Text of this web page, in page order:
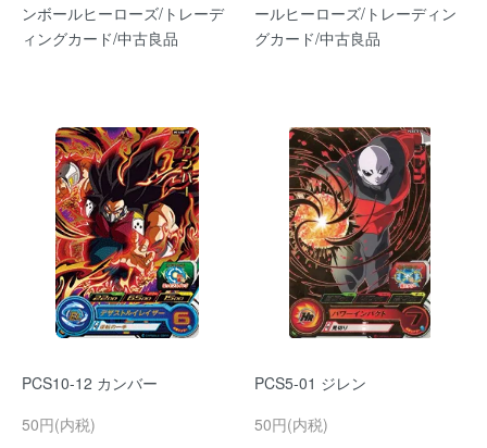
ンボールヒーローズ/トレーデ
ィングカード/中古良品
ールヒーローズ/トレーディン
グカード/中古良品
PCS10-12 カンバー
50円(内税)
PCS5-01 ジレン
50円(内税)